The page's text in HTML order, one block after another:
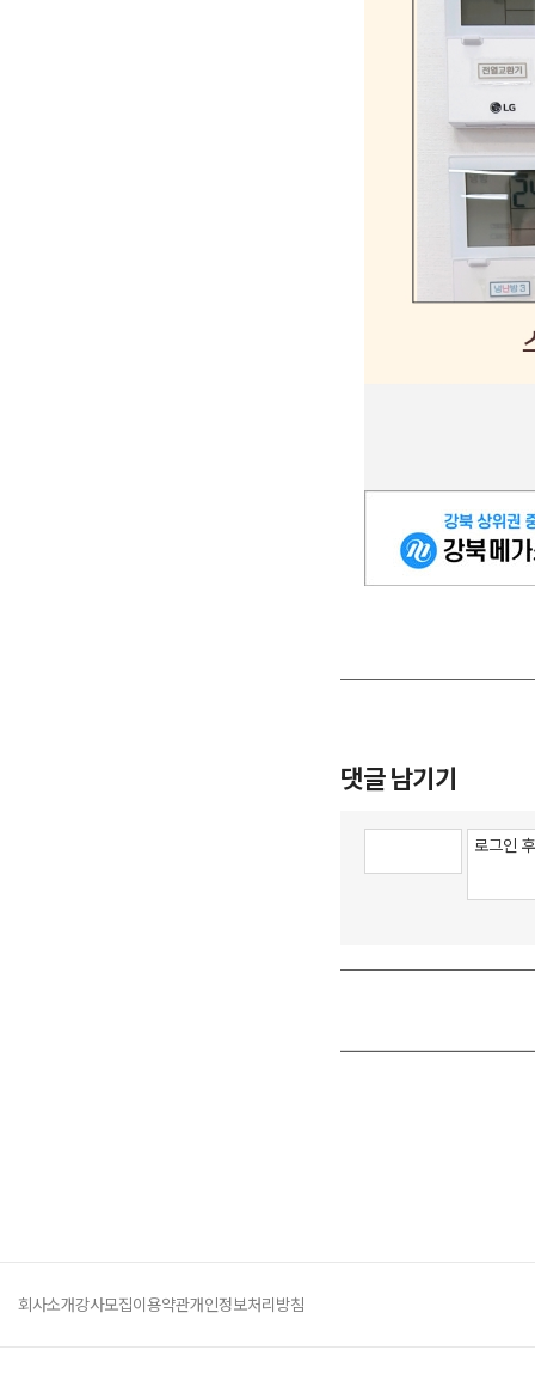
댓글 남기기
회사소개강사모집이용약관개인정보처리방침